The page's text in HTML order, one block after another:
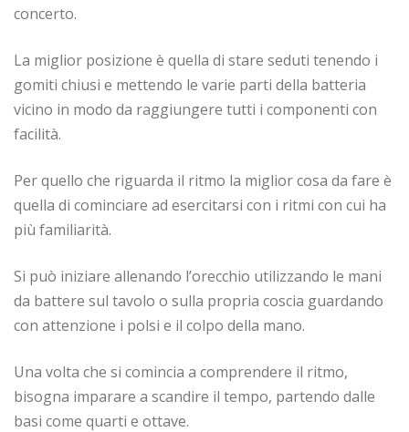
concerto.
La miglior posizione è quella di stare seduti tenendo i
gomiti chiusi e mettendo le varie parti della batteria
vicino in modo da raggiungere tutti i componenti con
facilità.
Per quello che riguarda il ritmo la miglior cosa da fare è
quella di cominciare ad esercitarsi con i ritmi con cui ha
più familiarità.
Si può iniziare allenando l’orecchio utilizzando le mani
da battere sul tavolo o sulla propria coscia guardando
con attenzione i polsi e il colpo della mano.
Una volta che si comincia a comprendere il ritmo,
bisogna imparare a scandire il tempo, partendo dalle
basi come quarti e ottave.